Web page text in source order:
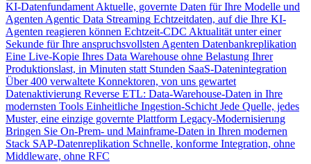
KI-Datenfundament Aktuelle, governte Daten für Ihre Modelle und
Agenten Agentic Data Streaming Echtzeitdaten, auf die Ihre KI-
Agenten reagieren können Echtzeit-CDC Aktualität unter einer
Sekunde für Ihre anspruchsvollsten Agenten Datenbankreplikation
Eine Live-Kopie Ihres Data Warehouse ohne Belastung Ihrer
Produktionslast, in Minuten statt Stunden SaaS-Datenintegration
Über 400 verwaltete Konnektoren, von uns gewartet
Datenaktivierung Reverse ETL: Data-Warehouse-Daten in Ihre
modernsten Tools Einheitliche Ingestion-Schicht Jede Quelle, jedes
Muster, eine einzige governte Plattform Legacy-Modernisierung
Bringen Sie On-Prem- und Mainframe-Daten in Ihren modernen
Stack SAP-Datenreplikation Schnelle, konforme Integration, ohne
Middleware, ohne RFC